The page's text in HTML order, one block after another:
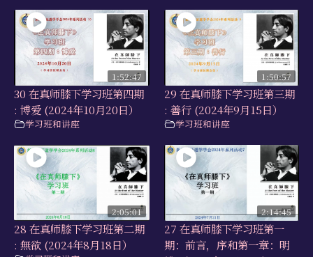
1:52:47
30 在真师膝下学习班第四期
: 博爱 (2024年10月20日）
学习班和讲座
1:50:57
29 在真师膝下学习班第三期
: 善行 (2024年9月15日）
学习班和讲座
2:05:01
28 在真师膝下学习班第二期
: 無欲 (2024年8月18日）
2:14:45
27 在真师膝下学习班第一
期：前言，序和第一章：明